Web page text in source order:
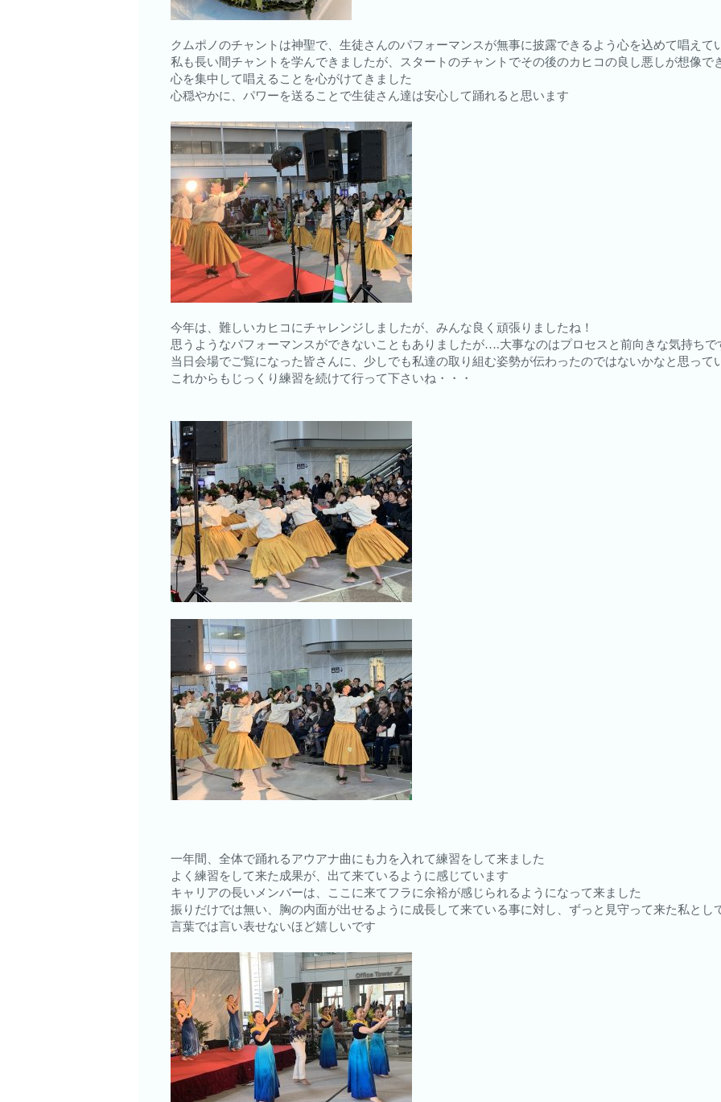
クムポノのチャントは神聖で、生徒さんのパフォーマンスが無事に披露できるよう心を込めて唱えて
私も長い間チャントを学んできましたが、スタートのチャントでその後のカヒコの良し悪しが想像で
心を集中して唱えることを心がけてきました
心穏やかに、パワーを送ることで生徒さん達は安心して踊れると思います
今年は、難しいカヒコにチャレンジしましたが、みんな良く頑張りましたね！
思うようなパフォーマンスができないこともありましたが….大事なのはプロセスと前向きな気持ちで
当日会場でご覧になった皆さんに、少しでも私達の取り組む姿勢が伝わったのではないかなと思って
これからもじっくり練習を続けて行って下さいね・・・
一年間、全体で踊れるアウアナ曲にも力を入れて練習をして来ました
よく練習をして来た成果が、出て来ているように感じています
キャリアの長いメンバーは、ここに来てフラに余裕が感じられるようになって来ました
振りだけでは無い、胸の内面が出せるように成長して来ている事に対し、ずっと見守って来た私とし
言葉では言い表せないほど嬉しいです